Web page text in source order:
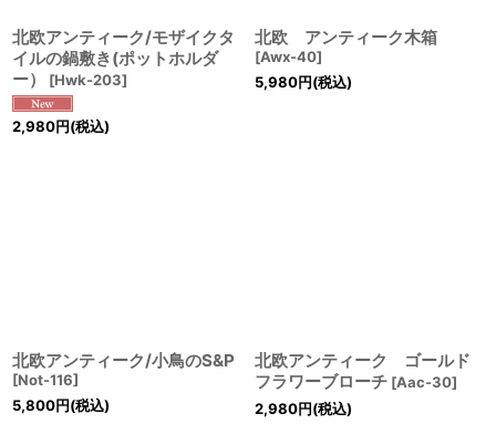
北欧アンティーク/モザイクタ
イルの鍋敷き(ポットホルダ
ー）
[Hwk-203]
2,980円(税込)
北欧 アンティーク木箱
[Awx-40]
5,980円(税込)
北欧アンティーク/小鳥のS&P
[Not-116]
5,800円(税込)
北欧アンティーク ゴールド
フラワーブローチ [Aac-30]
2,980円(税込)